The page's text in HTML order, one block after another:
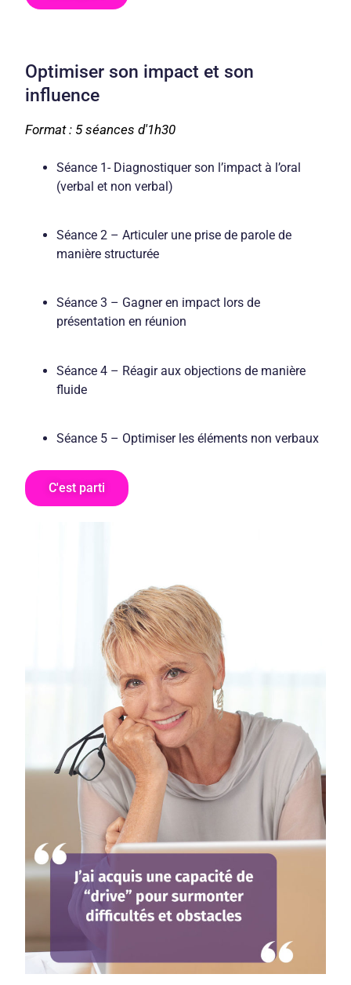
Optimiser son impact et son
influence
Format : 5 séances d'1h30
Séance 1- Diagnostiquer son l’impact à l’oral
(verbal et non verbal)
Séance 2 – Articuler une prise de parole de
manière structurée
Séance 3 – Gagner en impact lors de
présentation en réunion
Séance 4 – Réagir aux objections de manière
fluide
Séance 5 – Optimiser les éléments non verbaux
C'est parti